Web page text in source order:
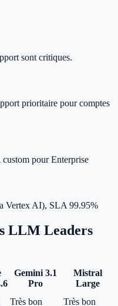
sont critiques.
prioritaire pour comptes
pour Enterprise
Vertex AI), SLA 99.95%
LLM Leaders
Gemini 3.1
Pro
Mistral
Large
Très bon Très bon